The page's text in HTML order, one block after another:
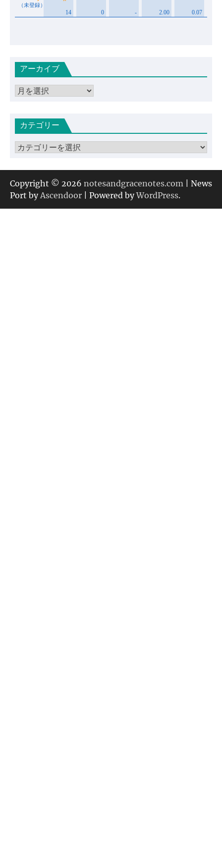
アーカイブ
ア
イカテゴリー
カ
ゴ
リ
ー
Copyright © 2026 notesandgracenotes.com | News
Port by Ascendoor | Powered byWordPress.